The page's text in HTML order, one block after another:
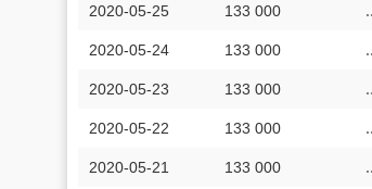
2020-05-25 133 000
2020-05-24 133 000
2020-05-23 133 000
2020-05-22 133 000
2020-05-21 133 000